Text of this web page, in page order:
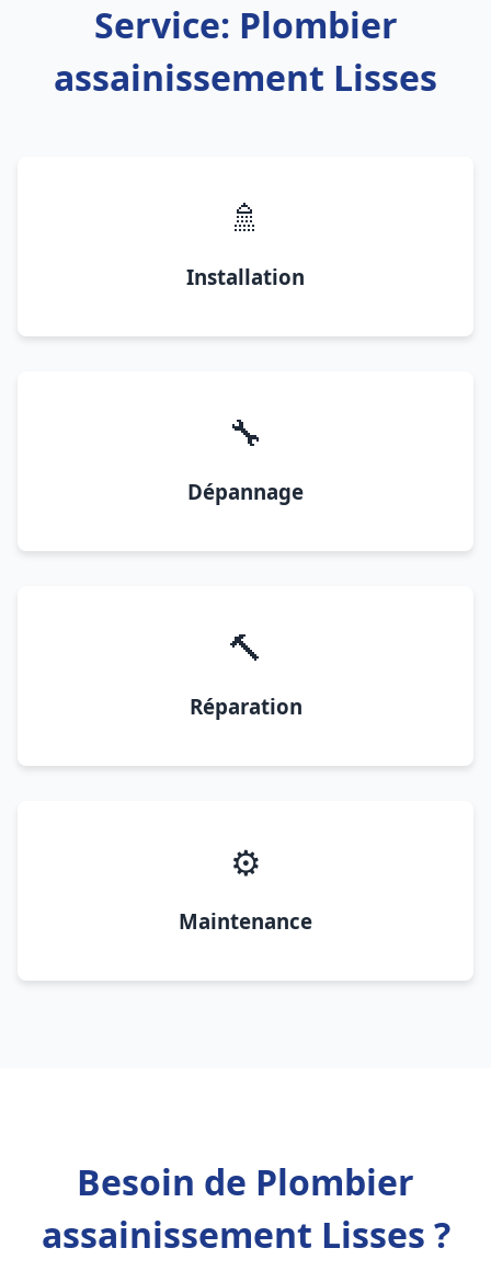
Service: Plombier
assainissement Lisses
🚿
Installation
🔧
Dépannage
🔨
Réparation
⚙️
Maintenance
Besoin de Plombier
assainissement Lisses ?